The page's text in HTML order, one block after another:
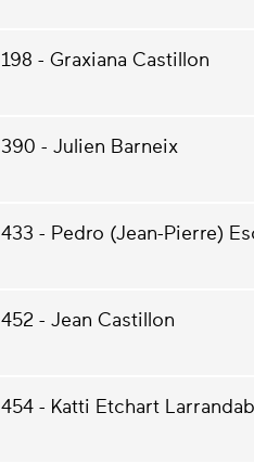
198 - Graxiana Castillon
390 - Julien Barneix
433 - Pedro (Jean-Pierre)
452 - Jean Castillon
454 - Katti Etchart